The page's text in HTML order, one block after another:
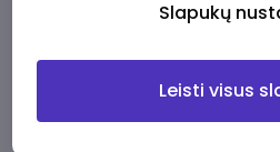
Daugiau darbo
Slapukų
Leisti visus